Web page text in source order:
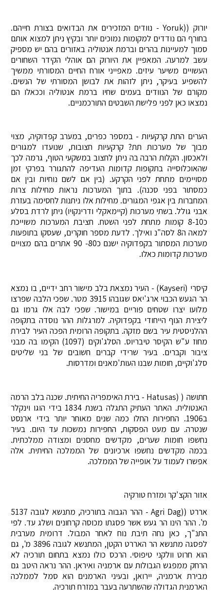
יורוק ((Yoruk - נוודים המזכירים את הבדואים בצורת חייהם.
בחורף הם נודדים למקומות נמוכים יותר ובקיץ ניתן למצוא אותם
סמוך למעיינות בהרים וברמת אנטוליה באזורים בהם יש מספיק
עשב למרעה. המאפיין את היורוק הם אוהלי הקידר השחורים
העשויים משיער עיזים. מאפייני אורח החיים המסורתי ממשיך
להשפיע בעיקר, ניתן לזהות את לבושן המסורתי של הנשים.
מקורם של הנוודים בעמים שחיו ברמת אנטוליה וככאלו הם
נמצאו כאן לפני פלישת השבטים התורכמניים.
הערים התת קרקעיות - במספר כפרים, במערב קפדוקיה, מצוי
מבוך של מערכות תת? קרקעיות חצובות, שנועדו למגורים
ולאכסון. הקלות הרבה בה ניתן לחצוב במשקעי הטוף, גרמה לכך
שהאוכלוסייה בתקופות קדומות העדיפה להתגורר בפרקי זמן
מסויימים מתחת לפני הקרקע. (בין אם לשם נוחיות ובין אם
כמסתור בפני סכנה). בתוך המערכות נראות מחילות צרות
המחברות בין אגפי המגורים. מחילות אלו ניתנות לחסימה בעזרת
אבני גולל. בשתי מערכות (קיימאקלי ודרינקויו) ניתן לרדת בסלע
כ8-10 קומות מתחת לפני השטח. חציבת המערכות משוייכת
למאה ה8 לסה"נ ואילך. לדעת מספר חוקרים, שעסקו בתופעות
מערכות המסתור בקפדוקיה ישנם כ80- 90 אתרים בהם מצויים
מערכות קדומות כאלו.
קיסרי (Kayseri) - העיר נמצאת בלב מישור רחב ידיים, בו נמצא
הר הגעש הכבוי ארג'יאס שגובהו 3915 מטר. שפכי הלבה שפרצו
מלועו יצרו שטחים פוריים במישור. שפכי לבה אלו גרמו גם
ליצירת הנוף הייחודי בקפדוקיה. למרגלות ההר נוסדה בתקופה
ההלניסטית עיר בשם מזקה. בתקופה הרומית הפכה העיר לבירת
מחוז ע"ש הקיסר טיבריוס. הסלג'וקים (1097) הקימו בה מבני
ציבור וקברים. בעיר שרידי קברים חשובים של בני שליטים
סלג'וקיים, חומות שבנו העות'מאנים ומדרסות.
חתושה ( (Hatusas - בירת האימפריה החיתית. שכנה בלב הרמה
האנטולית. האתר העתיק התגלה בשנת 1834 בידי הוגו וינקלר
ב1906. החפירות החלו כמה שנים מאוחר יותר בידי ארנסט
שנטרה. עם מעט הפסקות, החפירות נמשכות עד היום. בעיר
נחשפו חומות שערים, מקדשים מחסנים ומצודה ממלכתית.
בכמה מקדשים נחשפו ארכיונים של הממלכה החיתית. אלה
אפשרו לעמוד על אופייה של הממלכה.
אזור הקצ'קר ומזרח טורקיה
אררט ((Agri Dag - ההר הגבוה בתורכיה, מתנשא לגובה 5137
מ'. ההר הינו הר געש אשר פסגתו מכוסה קרחונים ושלג עד. לפי
התנ"ך, כאן נחה תיבת נוח לאחר המבול. דרומית מערבית
לפסגה מתנשא הר האררט הקטן, המתנשא לגובה 3896 מ', גם
הוא חרוט וולקני טיפוסי. הרכס כולו נמצא בתחום תורכיה לא
הרחק ממפגש הגבולות עם ארמניה ואיראן. ההר נראה היטב גם
מבירת ארמניה, יירואן, ובעיני הארמנים הוא סמל לממלכה
הארמנית הגדולה שהשתרעה בעבר במזרח תורכיה.